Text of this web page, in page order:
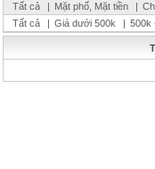
Tất cả
| Mặt phố, Mặt tiền |
Tất cả
| Giá dưới 500k | 500k